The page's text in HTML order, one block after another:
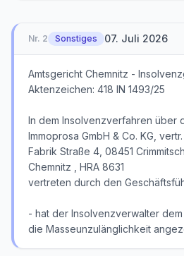
Nr. 2 Sonstiges 07. Juli 2026
Amtsgericht Chemnitz -
Aktenzeichen: 418 IN 1493/25
In dem Insolvenzverfahren über
Immoprosa GmbH & Co. KG,
Fabrik Straße 4, 08451
Chemnitz , HRA 8631
vertreten durch den
- hat der Insolvenzverwalter
die Masseunzulänglichkeit